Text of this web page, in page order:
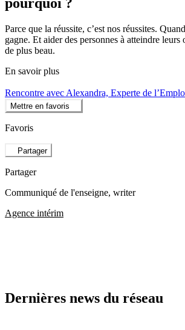
Parce que la réussite, c’est nos réussites.
gagne. Et aider des personnes à atteindre
de plus beau.
En savoir plus
Rencontre avec Alexandra, Experte de
Mettre en favoris
Favoris
Partager
Partager
Communiqué de l'enseigne, writer
Agence intérim
Dernières news du réseau